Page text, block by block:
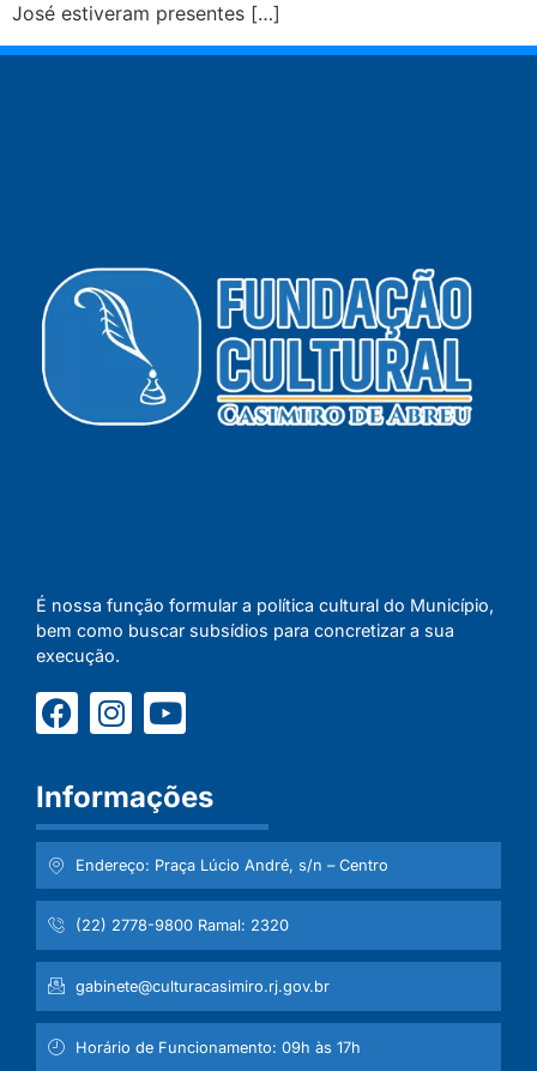
José estiveram presentes […]
É nossa função formular a política cultural do Município,
bem como buscar subsídios para concretizar a sua
execução.
Informações
Endereço: Praça Lúcio André, s/n – Centro
(22) 2778-9800 Ramal: 2320
gabinete@culturacasimiro.rj.gov.br
Horário de Funcionamento: 09h às 17h